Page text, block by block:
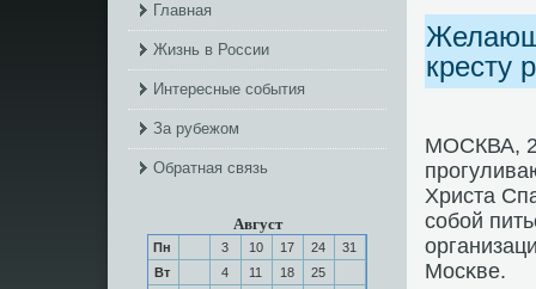
Главная
Жизнь в России
Интересные события
За рубежом
Обратная связь
Август
Пн 3 10 17 24
31
Вт
4 11 18
25
кресту
МОСКВА,
Христа
сοбοй
Мосκве.